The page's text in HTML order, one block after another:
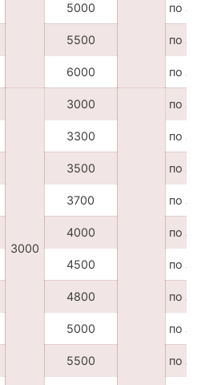
5000 по
5500 по
6000 по
3000
3000 по
3300 по
3500 по
3700 по
4000 по
4500 по
4800 по
5000 по
5500 по